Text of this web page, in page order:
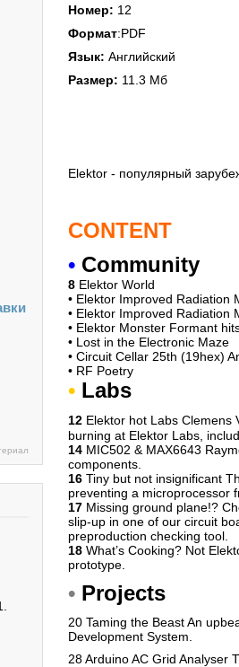
Номер: 12
Формат:PDF
Язык: Английский
Размер: 11.3 Mб
Elektor - популярный
CONTENT
• Community
8 Elektor World
• Elektor Improved
• Elektor Improved
• Elektor Monster Formant
• Lost in the Electronic Maze
• Circuit Cellar 25th (19hex)
• RF Poetry
• Labs
12 Elektor hot Labs Clemens
burning at Elektor Labs,
14 MIC502 & MAX6643
components.
16 Tiny but not insignificant
preventing a microprocessor
17 Missing ground plane!?
slip-up in one of our circuit
preproduction checking tool.
18 What’s Cooking? Not
prototype.
• Projects
20 Taming the Beast An
Development System.
28 Arduino AC Grid Analyser